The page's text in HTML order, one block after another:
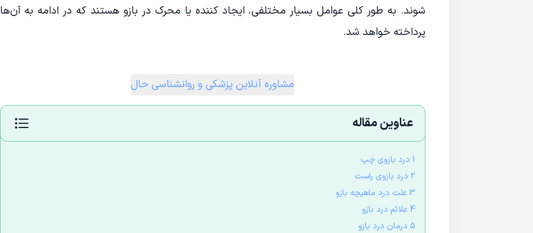
شوند. به طور کلی عوامل بسیار مختلفی، ایجاد کننده یا محرک در بازو هستند که در ادامه به آن‌ها
پرداخته خواهد شد.
مشاوره آنلاین پزشکی و روانشناسی حال
عناوین مقاله
1 درد بازوی چپ
2 درد بازوی راست
3 علت درد ماهیچه بازو
4 علائم درد بازو
5 درمان درد بازو